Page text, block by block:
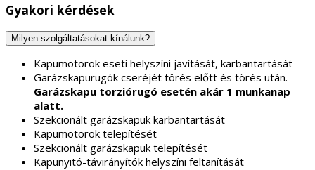
Gyakori kérdések
Milyen szolgáltatásokat kínálunk?
Kapumotorok eseti helyszíni javítását, karbantartását
Garázskapurugók cseréjét törés előtt és törés után.
Garázskapu torziórugó esetén akár 1 munkanap
alatt.
Szekcionált garázskapuk karbantartását
Kapumotorok telepítését
Szekcionált garázskapuk telepítését
Kapunyitó-távirányítók helyszíni feltanítását